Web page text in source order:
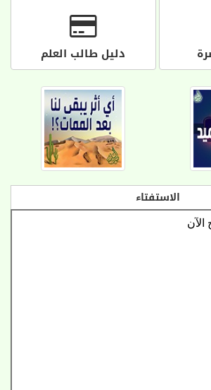
دليل طالب العلم
الاستفتاء